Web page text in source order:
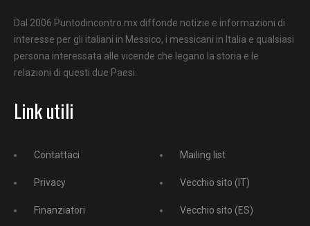
Dal 2006 Puntodincontro.mx diffonde notizie e informazioni di
interesse per gli italiani in Messico, i messicani in Italia e qualsiasi
persona interessata alle vicende che legano la storia e le
relazioni di questi due Paesi.
Link utili
Contattaci
Privacy
Finanziatori
Mailing list
Vecchio sito (IT)
Vecchio sito (ES)